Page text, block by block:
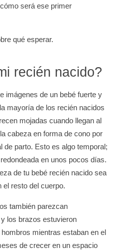
será ese primer
qué esperar.
recién nacido?
imágenes de un bebé fuerte y
mayoría de los recién nacidos
mojadas cuando llegan al
cabeza en forma de cono por
de parto. Esto es algo temporal;
en unos pocos días.
de tu bebé recién nacido sea
el resto del cuerpo.
también parezcan
los brazos estuvieron
mientras estaban en el
de crecer en un espacio